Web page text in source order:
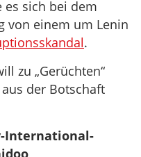
es sich bei dem
von einem um Lenin
.
zu „Gerüchten“
der Botschaft
International-